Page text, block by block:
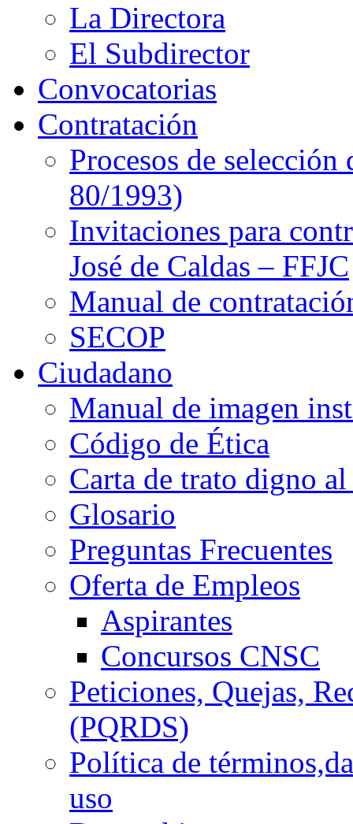
La Directora
El Subdirector
Convocatorias
Contratación
Procesos de
80/1993)
Invitaciones para
José de Caldas – FFJC
Manual de
SECOP
Ciudadano
Manual de imagen
Código de Ética
Carta de trato digno
Glosario
Preguntas Frecuentes
Oferta de Empleos
Aspirantes
Concursos CNSC
Peticiones, Quejas,
(PQRDS)
Política de
uso